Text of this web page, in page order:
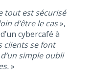
tout est sécurisé
d’être le cas»,
cybercafé à
clients se font
simple oubli
»